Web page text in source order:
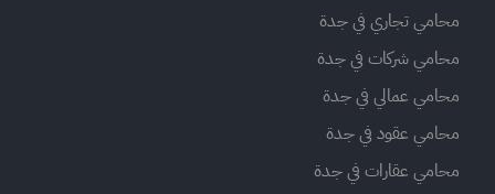
محامي تجاري في جدة
محامي شركات في جدة
محامي عمالي في جدة
محامي عقود في جدة
محامي عقارات في جدة